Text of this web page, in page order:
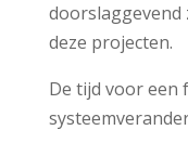
doorslaggevend
deze projecten.
De tijd voor een